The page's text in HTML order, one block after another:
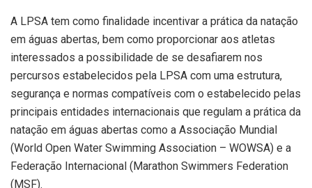
A LPSA tem como finalidade incentivar a prática da natação
em águas abertas, bem como proporcionar aos atletas
interessados a possibilidade de se desafiarem nos
percursos estabelecidos pela LPSA com uma estrutura,
segurança e normas compatíveis com o estabelecido pelas
principais entidades internacionais que regulam a prática da
natação em águas abertas como a Associação Mundial
(World Open Water Swimming Association – WOWSA) e a
Federação Internacional (Marathon Swimmers Federation
(MSF).